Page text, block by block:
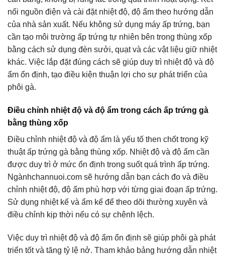
nối nguồn điện và cài đặt nhiệt độ, độ ẩm theo hướng dẫn
của nhà sản xuất. Nếu không sử dụng máy ấp trứng, bạn
cần tạo môi trường ấp trứng tự nhiên bên trong thùng xốp
bằng cách sử dụng đèn sưởi, quạt và các vật liệu giữ nhiệt
khác. Việc lắp đặt đúng cách sẽ giúp duy trì nhiệt độ và độ
ẩm ổn định, tạo điều kiện thuận lợi cho sự phát triển của
phôi gà.
Điều chỉnh nhiệt độ và độ ẩm trong cách ấp trứng gà
bằng thùng xốp
Điều chỉnh nhiệt độ và độ ẩm là yếu tố then chốt trong kỹ
thuật ấp trứng gà bằng thùng xốp. Nhiệt độ và độ ẩm cần
được duy trì ở mức ổn định trong suốt quá trình ấp trứng.
Ngànhchannuoi.com sẽ hướng dẫn bạn cách đo và điều
chỉnh nhiệt độ, độ ẩm phù hợp với từng giai đoạn ấp trứng.
Sử dụng nhiệt kế và ẩm kế để theo dõi thường xuyên và
điều chỉnh kịp thời nếu có sự chênh lệch.
Việc duy trì nhiệt độ và độ ẩm ổn định sẽ giúp phôi gà phát
triển tốt và tăng tỷ lệ nở. Tham khảo bảng hướng dẫn nhiệt